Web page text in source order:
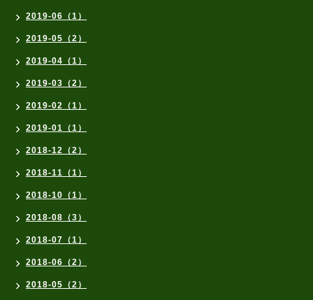
2019-06（1）
2019-05（2）
2019-04（1）
2019-03（2）
2019-02（1）
2019-01（1）
2018-12（2）
2018-11（1）
2018-10（1）
2018-08（3）
2018-07（1）
2018-06（2）
2018-05（2）